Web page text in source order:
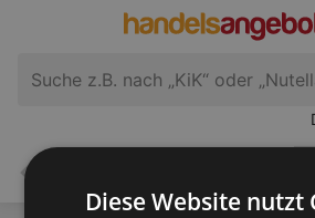
Zurück
Diese Website nutzt